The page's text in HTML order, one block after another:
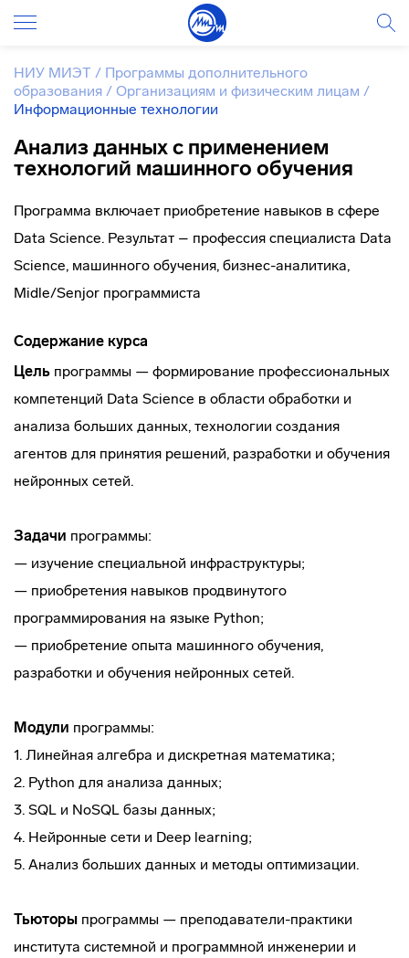
НИУ МИЭТ / Программы дополнительного
образования / Организациям и физическим лицам /
Информационные технологии
Анализ данных с применением
технологий машинного обучения
Программа включает приобретение навыков в сфере
Data Science. Результат – профессия специалиста Data
Science, машинного обучения, бизнес-аналитика,
Midle/Senjor программиста
Содержание курса
Цель программы — формирование профессиональных
компетенций Data Science в области обработки и
анализа больших данных, технологии создания
агентов для принятия решений, разработки и обучения
нейронных сетей.
Задачи программы:
— изучение специальной инфраструктуры;
— приобретения навыков продвинутого
программирования на языке Python;
— приобретение опыта машинного обучения,
разработки и обучения нейронных сетей.
Модули программы:
1. Линейная алгебра и дискретная математика;
2. Python для анализа данных;
3. SQL и NoSQL базы данных;
4. Нейронные сети и Deep learning;
5. Анализ больших данных и методы оптимизации.
Тьюторы программы — преподаватели-практики
института системной и программной инженерии и